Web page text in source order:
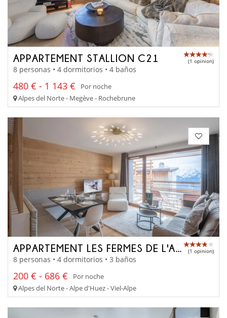
APPARTEMENT STALLION C21 (1 opinion)
8 personas • 4 dormitorios • 4 baños
480 € - 1 143 €
Por noche
Alpes del Norte - Megève - Rochebrune
APPARTEMENT LES FERMES DE L'ALPE D206 (1 opinion)
8 personas • 4 dormitorios • 3 baños
200 € - 686 €
Por noche
Alpes del Norte - Alpe d'Huez - Viel-Alpe